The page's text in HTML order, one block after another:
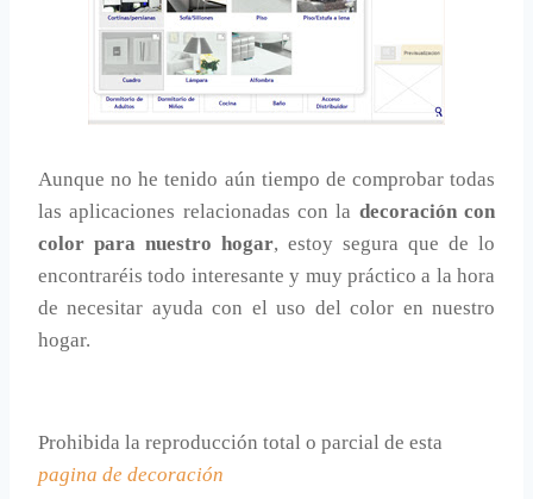
Aunque no he tenido aún tiempo de comprobar todas
las aplicaciones relacionadas con la decoración con
color para nuestro hogar, estoy segura que de lo
encontraréis todo interesante y muy práctico a la hora
de necesitar ayuda con el uso del color en nuestro
hogar.
Prohibida la reproducción total o parcial de esta
pagina de decoración